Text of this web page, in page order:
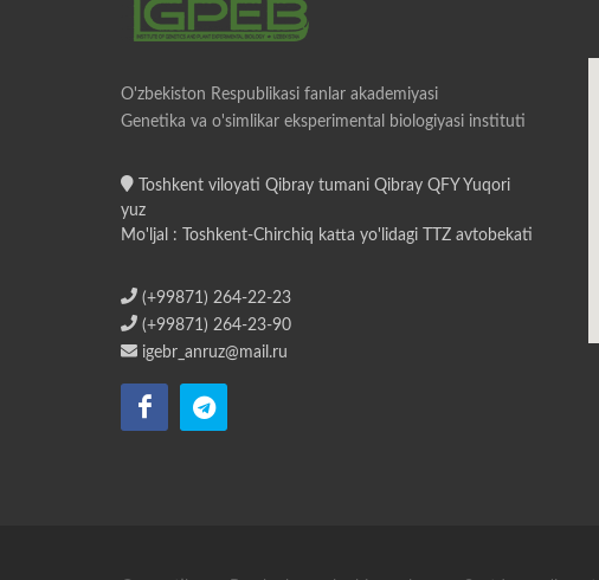
O'zbekiston Respublikasi fanlar akademiyasi
Genetika va o'simlikar eksperimental biologiyasi instituti
Toshkent viloyati Qibray tumani Qibray QFY Yuqori
yuz
Mo'ljal : Toshkent-Chirchiq katta yo'lidagi TTZ avtobekati
(+99871) 264-22-23
(+99871) 264-23-90
igebr_anruz@mail.ru